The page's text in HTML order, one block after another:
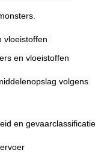
en vloeistoffen
volgens
en gevaarclassificatie